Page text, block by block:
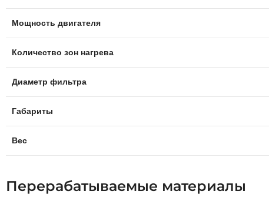
Мощность двигателя
Количество зон нагрева
Диаметр фильтра
Габариты
Вес
Перерабатываемые материалы